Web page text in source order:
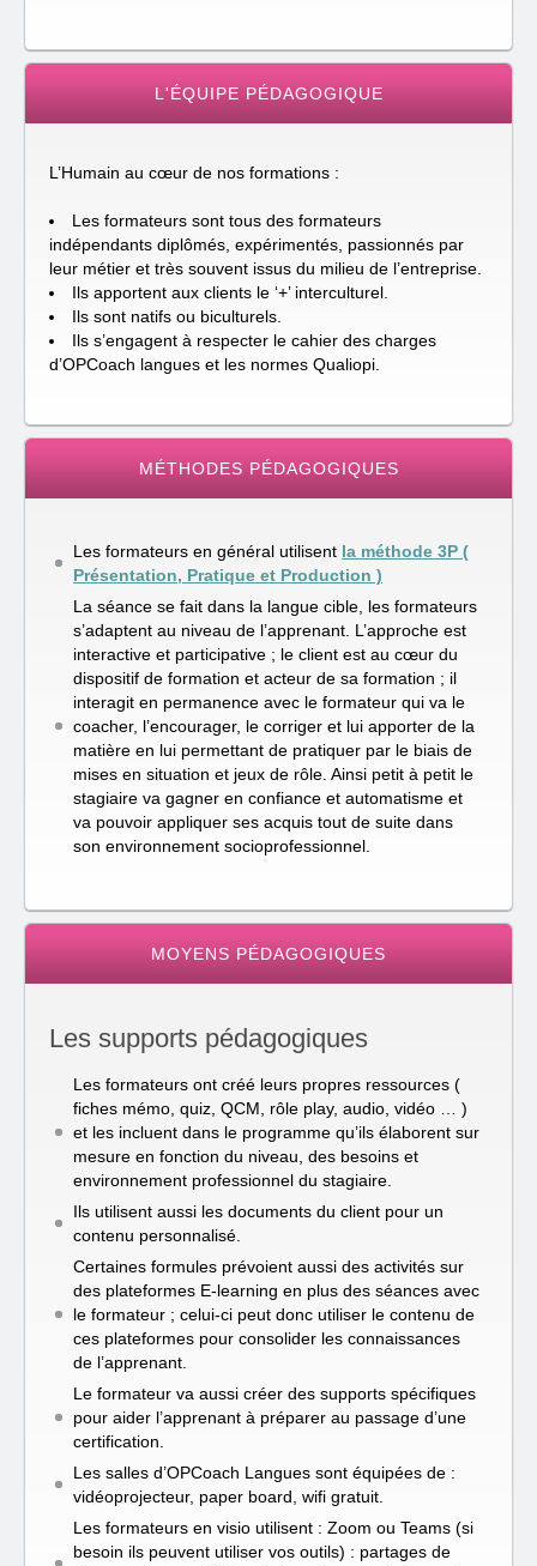
L'ÉQUIPE PÉDAGOGIQUE
L’Humain au cœur de nos formations :
Les formateurs sont tous des formateurs
indépendants diplômés, expérimentés, passionnés par
leur métier et très souvent issus du milieu de l’entreprise.
Ils apportent aux clients le ‘+’ interculturel.
Ils sont natifs ou biculturels.
Ils s’engagent à respecter le cahier des charges
d’OPCoach langues et les normes Qualiopi.
MÉTHODES PÉDAGOGIQUES
Les formateurs en général utilisent la méthode 3P (
Présentation, Pratique et Production )
La séance se fait dans la langue cible, les formateurs
s’adaptent au niveau de l’apprenant. L’approche est
interactive et participative ; le client est au cœur du
dispositif de formation et acteur de sa formation ; il
interagit en permanence avec le formateur qui va le
coacher, l’encourager, le corriger et lui apporter de la
matière en lui permettant de pratiquer par le biais de
mises en situation et jeux de rôle. Ainsi petit à petit le
stagiaire va gagner en confiance et automatisme et
va pouvoir appliquer ses acquis tout de suite dans
son environnement socioprofessionnel.
MOYENS PÉDAGOGIQUES
Les supports pédagogiques
Les formateurs ont créé leurs propres ressources (
fiches mémo, quiz, QCM, rôle play, audio, vidéo … )
et les incluent dans le programme qu’ils élaborent sur
mesure en fonction du niveau, des besoins et
environnement professionnel du stagiaire.
Ils utilisent aussi les documents du client pour un
contenu personnalisé.
Certaines formules prévoient aussi des activités sur
des plateformes E-learning en plus des séances avec
le formateur ; celui-ci peut donc utiliser le contenu de
ces plateformes pour consolider les connaissances
de l’apprenant.
Le formateur va aussi créer des supports spécifiques
pour aider l’apprenant à préparer au passage d’une
certification.
Les salles d’OPCoach Langues sont équipées de :
vidéoprojecteur, paper board, wifi gratuit.
Les formateurs en visio utilisent : Zoom ou Teams (si
besoin ils peuvent utiliser vos outils) : partages de